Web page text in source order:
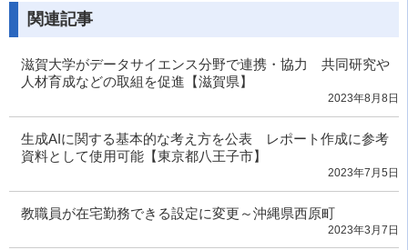
関連記事
滋賀大学がデータサイエンス分野で連携・協力 共同研究や
人材育成などの取組を促進【滋賀県】
2023年8月8日
生成AIに関する基本的な考え方を公表 レポート作成に参考
資料として使用可能【東京都八王子市】
2023年7月5日
教職員が在宅勤務できる設定に変更～沖縄県西原町
2023年3月7日